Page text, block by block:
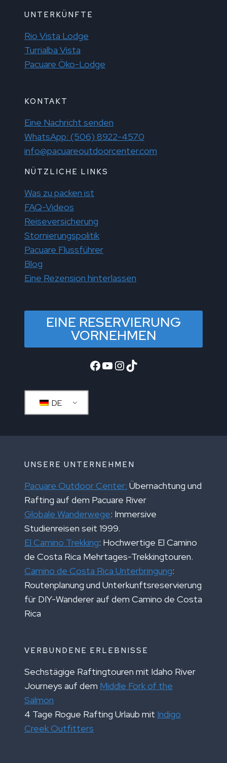
UNTERKÜNFTE
Rio Vista Lodge
Turrialba Vista
Pacuare Öko-Lodge
KONTAKT
Eine Nachricht senden
WhatsApp: (506) 8922-4570
info@pacuareoutdoorcenter.com
NÜTZLICHE LINKS
Was zu packen ist
FAQ-Videos
Reiseversicherung
Stornierungspolitik
Pacuare Flussführer
Blog
Eine Rezension hinterlassen
EINE RESERVIERUNG
VORNEHMEN
Facebook
YouTube
Instagram
TikTok
DE
UNSERE UNTERNEHMEN
Pacuare Outdoor Center: Übernachtung und
Rafting auf dem Pacuare River
Globale Wanderwege: Immersive
Studienreisen seit 1999.
El Camino Trekking: Hochwertige El Camino
de Costa Rica Mehrtages-Trekkingtouren.
Camino de Costa Rica Unterbringung:
Routenplanung und Unterkunftsreservierung
für DIY-Wanderer auf dem Camino de Costa
Rica
VERBUNDENE ERLEBNISSE
Sechstägige Raftingtouren mit Idaho River
Journeys auf dem Middle Fork of the
Salmon
4 Tage Rogue Rafting Urlaub mit Indigo
Creek Outfitters